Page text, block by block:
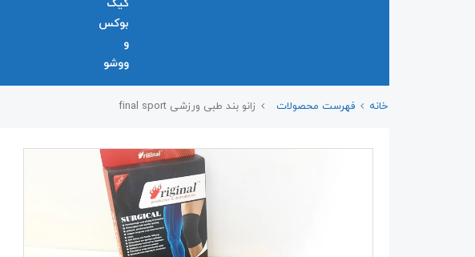
کیک
بوکس
و
ووشو
خانه فهرست محصولات زانو بند طبی ورزشی final sport